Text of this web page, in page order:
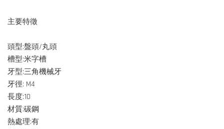
主要特徵
頭型:盤頭/丸頭
槽型:米字槽
牙型:三角機械牙
牙徑: M4
長度:10
材質:碳鋼
熱處理:有